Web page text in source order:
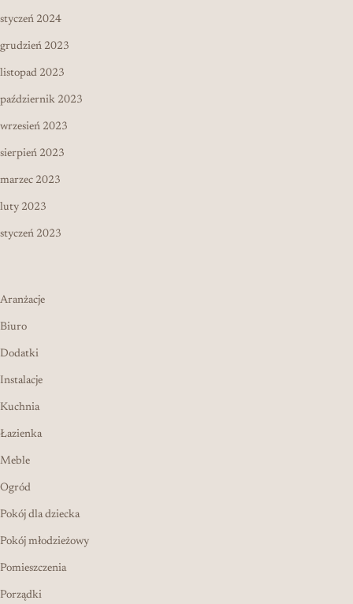
styczeń 2024
grudzień 2023
listopad 2023
październik 2023
wrzesień 2023
sierpień 2023
marzec 2023
luty 2023
styczeń 2023
Aranżacje
Biuro
Dodatki
Instalacje
Kuchnia
Łazienka
Meble
Ogród
Pokój dla dziecka
Pokój młodzieżowy
Pomieszczenia
Porządki